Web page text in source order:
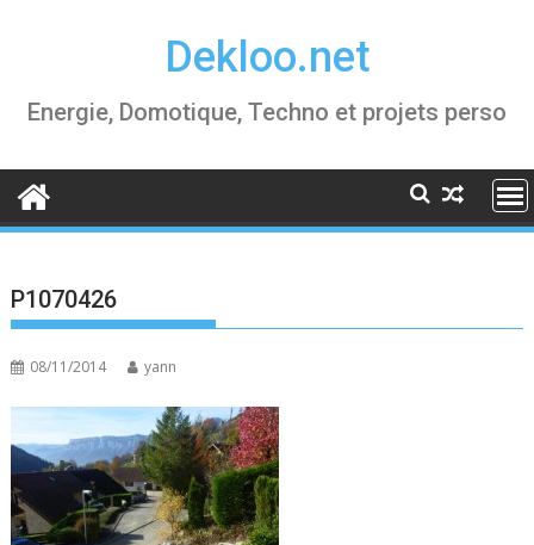
Dekloo.net
Energie, Domotique, Techno et projets perso
P1070426
08/11/2014 yann